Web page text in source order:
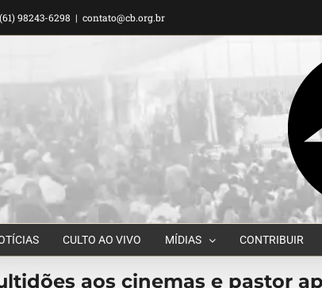
98243-6298 | contato@cb.org.br
CULTO AO VIVO MÍDIAS CONTRIBUIR
aos cinemas e pastor